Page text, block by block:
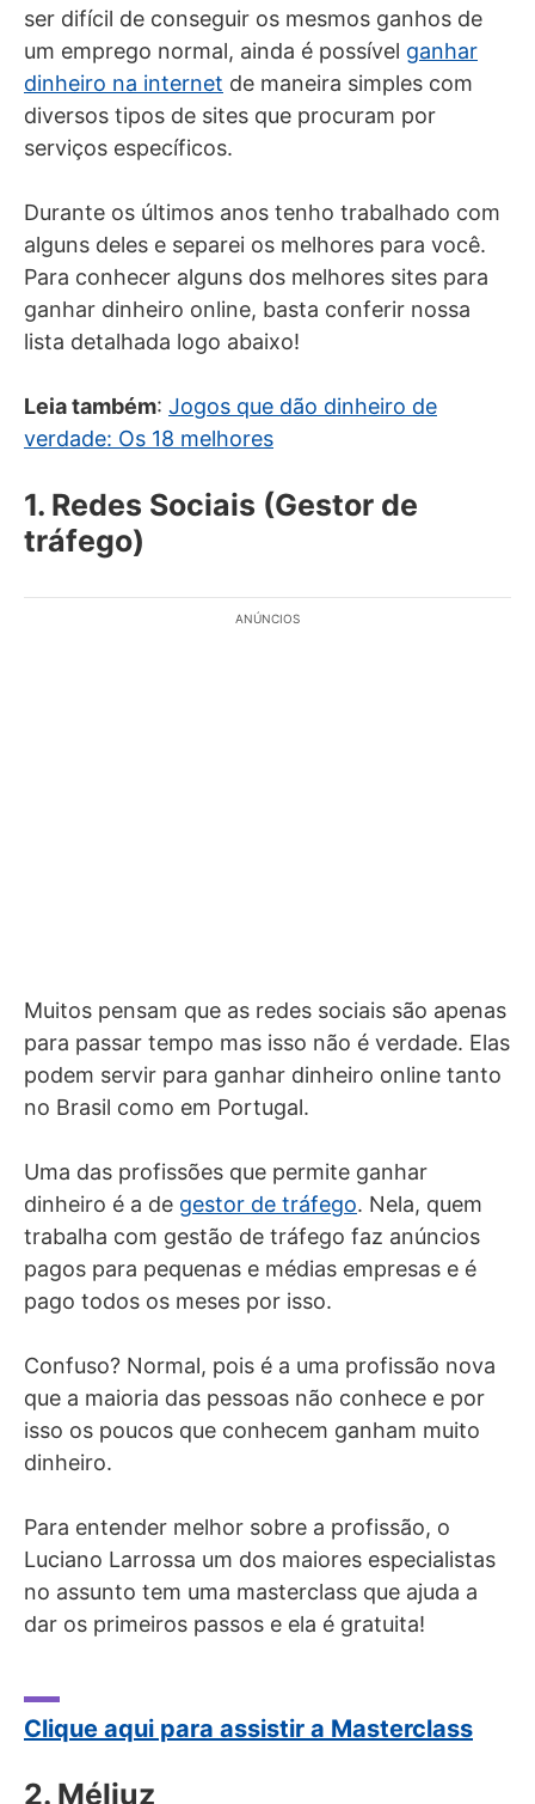
ser difícil de conseguir os mesmos ganhos de
um emprego normal, ainda é possível ganhar
dinheiro na internet de maneira simples com
diversos tipos de sites que procuram por
serviços específicos.
Durante os últimos anos tenho trabalhado com
alguns deles e separei os melhores para você.
Para conhecer alguns dos melhores sites para
ganhar dinheiro online, basta conferir nossa
lista detalhada logo abaixo!
Leia também: Jogos que dão dinheiro de
verdade: Os 18 melhores
1. Redes Sociais (Gestor de
tráfego)
ANÚNCIOS
Muitos pensam que as redes sociais são apenas
para passar tempo mas isso não é verdade. Elas
podem servir para ganhar dinheiro online tanto
no Brasil como em Portugal.
Uma das profissões que permite ganhar
dinheiro é a de gestor de tráfego. Nela, quem
trabalha com gestão de tráfego faz anúncios
pagos para pequenas e médias empresas e é
pago todos os meses por isso.
Confuso? Normal, pois é a uma profissão nova
que a maioria das pessoas não conhece e por
isso os poucos que conhecem ganham muito
dinheiro.
Para entender melhor sobre a profissão, o
Luciano Larrossa um dos maiores especialistas
no assunto tem uma masterclass que ajuda a
dar os primeiros passos e ela é gratuita!
Clique aqui para assistir a Masterclass
2. Méliuz